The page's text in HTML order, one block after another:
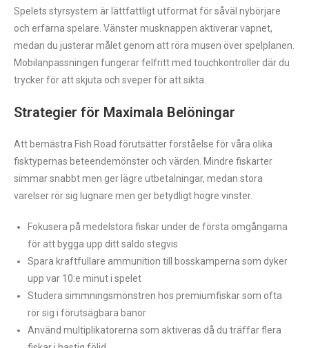
Spelets styrsystem är lättfattligt utformat för såväl nybörjare
och erfarna spelare. Vänster musknappen aktiverar vapnet,
medan du justerar målet genom att röra musen över spelplanen.
Mobilanpassningen fungerar felfritt med touchkontroller där du
trycker för att skjuta och sveper för att sikta.
Strategier för Maximala Belöningar
Att bemästra Fish Road förutsätter förståelse för våra olika
fisktypernas beteendemönster och värden. Mindre fiskarter
simmar snabbt men ger lägre utbetalningar, medan stora
varelser rör sig lugnare men ger betydligt högre vinster.
Fokusera på medelstora fiskar under de första omgångarna
för att bygga upp ditt saldo stegvis
Spara kraftfullare ammunition till bosskamperna som dyker
upp var 10:e minut i spelet
Studera simmningsmönstren hos premiumfiskar som ofta
rör sig i förutsägbara banor
Använd multiplikatorerna som aktiveras då du träffar flera